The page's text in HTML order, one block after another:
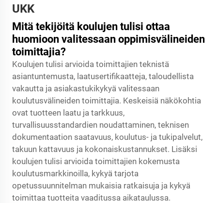
UKK
Mitä tekijöitä koulujen tulisi ottaa
huomioon valitessaan oppimisvälineiden
toimittajia?
Koulujen tulisi arvioida toimittajien teknistä
asiantuntemusta, laatusertifikaatteja, taloudellista
vakautta ja asiakastukikykyä valitessaan
koulutusvälineiden toimittajia. Keskeisiä näkökohtia
ovat tuotteen laatu ja tarkkuus,
turvallisuusstandardien noudattaminen, teknisen
dokumentaation saatavuus, koulutus- ja tukipalvelut,
takuun kattavuus ja kokonaiskustannukset. Lisäksi
koulujen tulisi arvioida toimittajien kokemusta
koulutusmarkkinoilla, kykyä tarjota
opetussuunnitelman mukaisia ratkaisuja ja kykyä
toimittaa tuotteita vaaditussa aikataulussa.